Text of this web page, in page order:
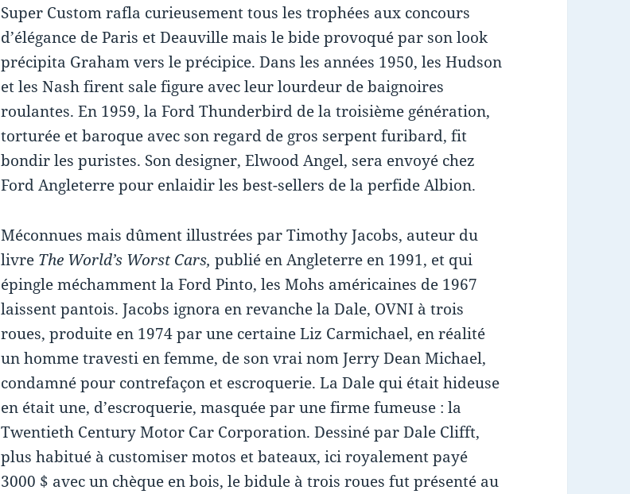
Super Custom rafla curieusement tous les trophées aux concours
d’élégance de Paris et Deauville mais le bide provoqué par son look
précipita Graham vers le précipice. Dans les années 1950, les Hudson
et les Nash firent sale figure avec leur lourdeur de baignoires
roulantes. En 1959, la Ford Thunderbird de la troisième génération,
torturée et baroque avec son regard de gros serpent furibard, fit
bondir les puristes. Son designer, Elwood Angel, sera envoyé chez
Ford Angleterre pour enlaidir les best-sellers de la perfide Albion.
Méconnues mais dûment illustrées par Timothy Jacobs, auteur du
livre The World’s Worst Cars, publié en Angleterre en 1991, et qui
épingle méchamment la Ford Pinto, les Mohs américaines de 1967
laissent pantois. Jacobs ignora en revanche la Dale, OVNI à trois
roues, produite en 1974 par une certaine Liz Carmichael, en réalité
un homme travesti en femme, de son vrai nom Jerry Dean Michael,
condamné pour contrefaçon et escroquerie. La Dale qui était hideuse
en était une, d’escroquerie, masquée par une firme fumeuse : la
Twentieth Century Motor Car Corporation. Dessiné par Dale Clifft,
plus habitué à customiser motos et bateaux, ici royalement payé
3000 $ avec un chèque en bois, le bidule à trois roues fut présenté au